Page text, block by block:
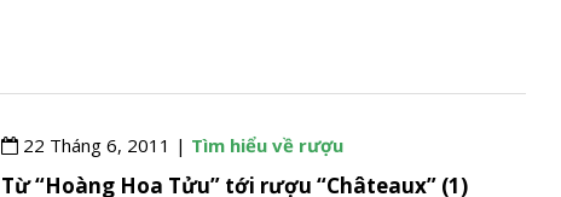
22 Tháng 6, 2011 | Tìm hiểu về rượu
Từ “Hoàng Hoa Tửu” tới rượu “Châteaux” (1)